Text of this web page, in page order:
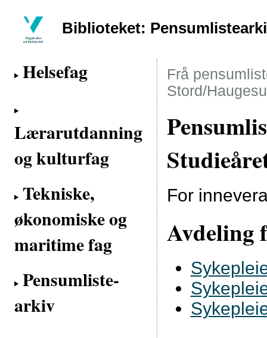
Biblioteket:
Helsefag
Lærarutdanning
og kulturfag
Tekniske,
økonomiske og
maritime fag
Pensumliste-
arkiv
Frå
Stord/
For
Avdeling